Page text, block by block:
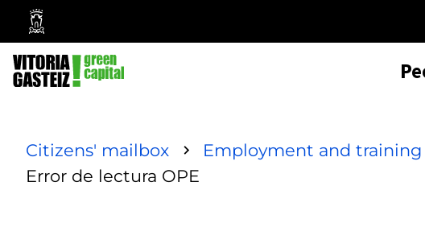
Vitoria-
Gasteiz
City
Council
Citizens' mailbox Employment and training
Error de lectura OPE